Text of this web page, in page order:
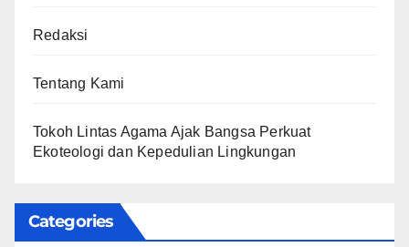
Redaksi
Tentang Kami
Tokoh Lintas Agama Ajak Bangsa Perkuat
Ekoteologi dan Kepedulian Lingkungan
Categories